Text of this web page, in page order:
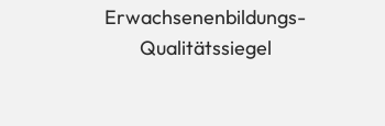
Erwachsenenbildungs-
Qualitätssiegel